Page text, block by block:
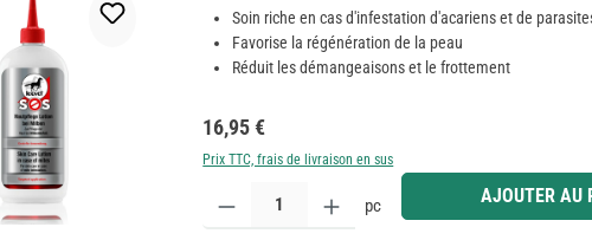
Soin riche en cas d'infestation d'acariens et de
Favorise la régénération de la peau
Réduit les démangeaisons et le frottement
Prix régulier :
16,95 €
Prix TTC, frais de livraison en sus
Quantité de produit : Entrez la quantité souhaitée ou
pc AJOUTER AU